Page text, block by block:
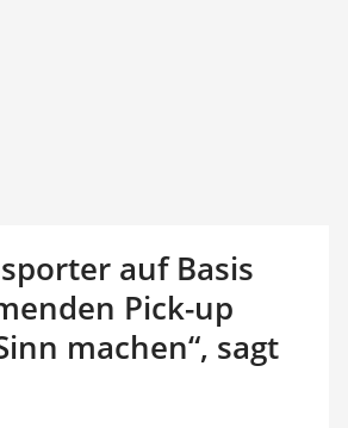
auf Basis
Pick-up
machen“, sagt